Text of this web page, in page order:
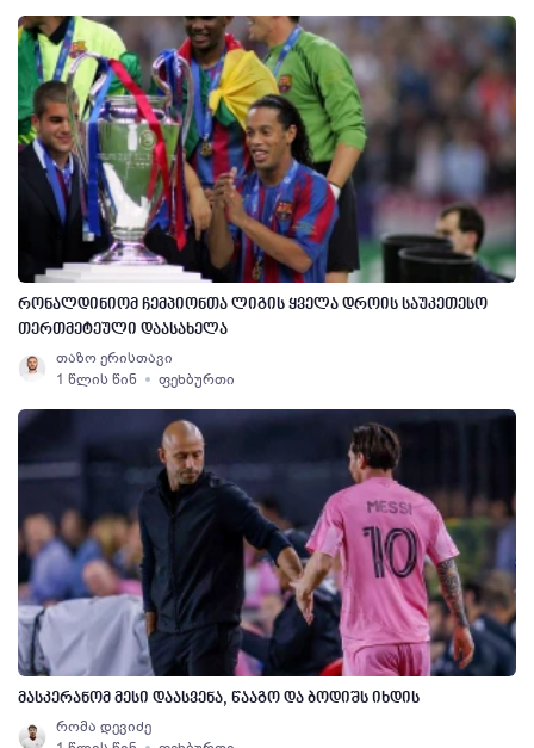
რონალდინიომ ჩემპიონთა ლიგის ყველა დროის საუკეთესო
თერთმეტეული დაასახელა
თაზო ერისთავი
1 წლის წინ
ფეხბურთი
მასკერანომ მესი დაასვენა, წააგო და ბოდიშს იხდის
რომა დევიძე